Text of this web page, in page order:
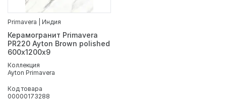
Primavera | Индия
Керамогранит Primavera
PR220 Ayton Brown polished
600х1200х9
Коллекция
Ayton Primavera
Код товара
00000173288